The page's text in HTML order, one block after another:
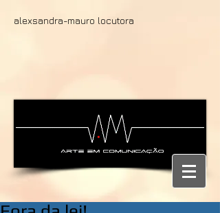
alexsandra-mauro locutora